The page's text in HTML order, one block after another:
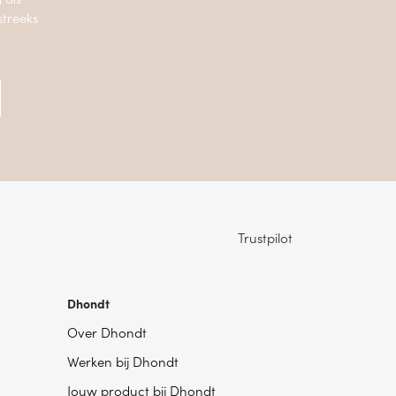
Trustpilot
Dhondt
Over Dhondt
Werken bij Dhondt
Jouw product bij Dhondt